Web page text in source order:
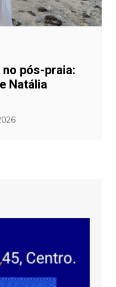
pós-praia:
Natália